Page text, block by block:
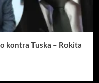
kontra Tuska – Rokita